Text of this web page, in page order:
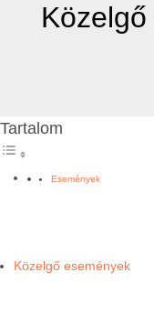
Tartalom
Események
Közelgő események